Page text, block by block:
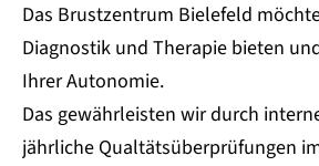
Das Brustzentrum Bielefeld
Diagnostik und Therapie bieten
Ihrer Autonomie.
Das gewährleisten wir durch
jährliche Qualtätsüberprüfungen